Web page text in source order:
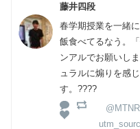
藤井四段
春学期授業を一緒
飯食べてるなう。
ンアルでお願いし
ュラルに煽りを感
す。????